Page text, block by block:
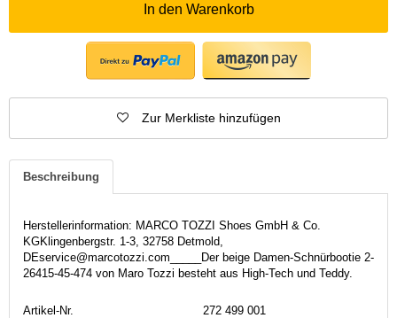
In den Warenkorb
Zur Merkliste hinzufügen
Beschreibung
Herstellerinformation: MARCO TOZZI Shoes GmbH & Co.
KGKlingenbergstr. 1-3, 32758 Detmold,
DEservice@marcotozzi.com_____Der beige Damen-Schnürbootie 2-
26415-45-474 von Maro Tozzi besteht aus High-Tech und Teddy.
Artikel-Nr.
272 499 001